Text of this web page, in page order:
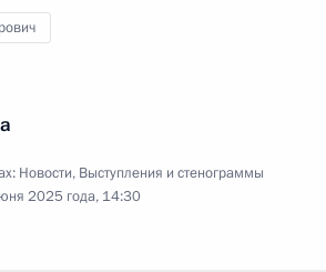
Новости, Выступления и стенограммы
2025 года, 14:30